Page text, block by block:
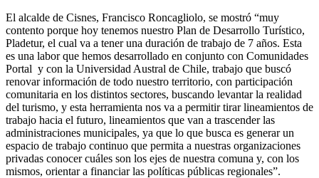
El alcalde de Cisnes, Francisco Roncagliolo, se mostró “muy
contento porque hoy tenemos nuestro Plan de Desarrollo Turístico,
Pladetur, el cual va a tener una duración de trabajo de 7 años. Esta
es una labor que hemos desarrollado en conjunto con Comunidades
Portal y con la Universidad Austral de Chile, trabajo que buscó
renovar información de todo nuestro territorio, con participación
comunitaria en los distintos sectores, buscando levantar la realidad
del turismo, y esta herramienta nos va a permitir tirar lineamientos de
trabajo hacia el futuro, lineamientos que van a trascender las
administraciones municipales, ya que lo que busca es generar un
espacio de trabajo continuo que permita a nuestras organizaciones
privadas conocer cuáles son los ejes de nuestra comuna y, con los
mismos, orientar a financiar las políticas públicas regionales”.